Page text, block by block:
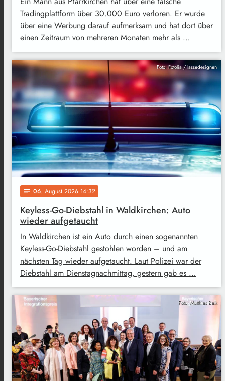
Tradingplattform über 30.000 Euro verloren. Er wurde
über eine Werbung darauf aufmerksam und hat dort über
einen Zeitraum von mehreren Monaten mehr als …
Foto: Fotolia / lassedesignen
notes 06. August 2026 14:32
Keyless-Go-Diebstahl in Waldkirchen: Auto
wieder aufgetaucht
In Waldkirchen ist ein Auto durch einen sogenannten
Keyless-Go-Diebstahl gestohlen worden – und am
nächsten Tag wieder aufgetaucht. Laut Polizei war der
Diebstahl am Dienstagnachmittag, gestern gab es …
Foto: Matthias Balk